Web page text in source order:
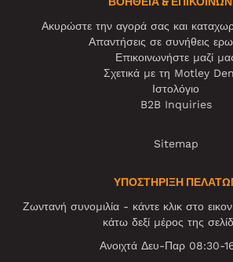
Ακυρώστε την αγορά σας και
Απαντήσεις σε συνήθεις
Επικοινωνήστε μαζί
Σχετικά με τη Motley
Ιστολόγιο
B2B Inquiries
Sitemap
ΥΠΟΣΤΗΡΙΞΗ
Ζωντανή συνομιλία - κάντε κλικ στο
κάτω δεξί μέρος της
Ανοιχτά Δευ-Παρ 08:30-